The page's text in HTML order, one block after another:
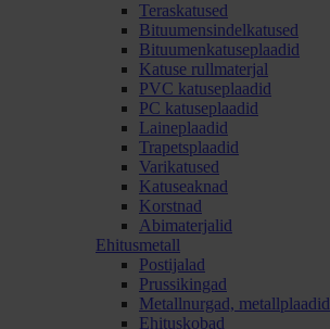
Teraskatused
Bituumensindelkatused
Bituumenkatuseplaadid
Katuse rullmaterjal
PVC katuseplaadid
PC katuseplaadid
Laineplaadid
Trapetsplaadid
Varikatused
Katuseaknad
Korstnad
Abimaterjalid
Ehitusmetall
Postijalad
Prussikingad
Metallnurgad, metallplaadid
Ehituskobad